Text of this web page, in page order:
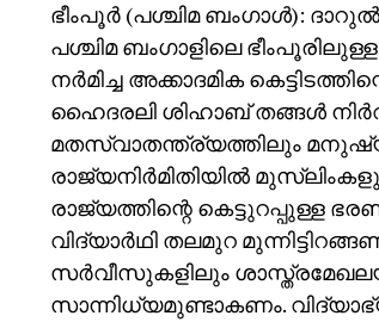
ഭീംപൂര്‍ (പശ്ചിമ ബംഗാള്‍):
പശ്ചിമ ബംഗാളിലെ
നര്‍മിച്ച അക്കാദമിക
ഹൈദരലി ശിഹാബ് തങ്ങള്‍
മതസ്വാതന്ത്ര്യത്തിലും
രാജ്യനിര്‍മിതിയില്‍
രാജ്യത്തിന്റെ കെട്ടുറപ്പുള്ള
വിദ്യാര്‍ഥി തലമുറ
സര്‍വീസുകളിലും
സാന്നിധ്യമുണ്ടാകണം.